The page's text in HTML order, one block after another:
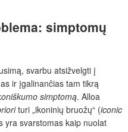
simptomų
svarbu atsižvelgti į
ir įgalinančias tam tikrą
simptomą. Alloa
turi „ikoninių bruožų“ (iconic
yra svarstomas kaip nuolat